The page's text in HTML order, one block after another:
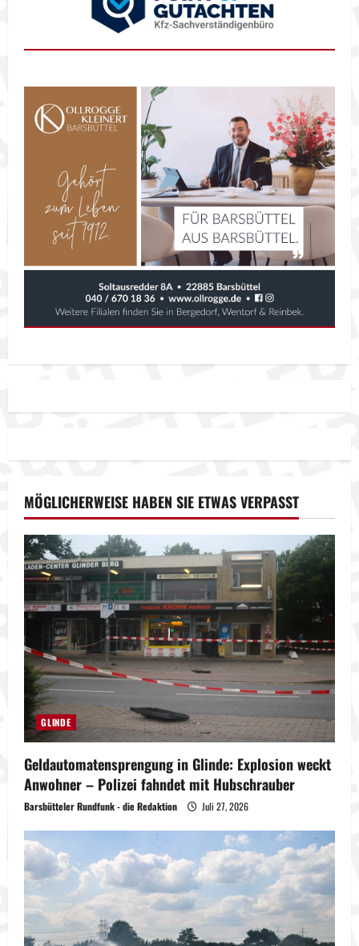
MÖGLICHERWEISE HABEN SIE ETWAS VERPASST
GLINDE
Geldautomatensprengung in Glinde: Explosion weckt
Anwohner – Polizei fahndet mit Hubschrauber
Barsbütteler Rundfunk - die Redaktion Juli 27, 2026